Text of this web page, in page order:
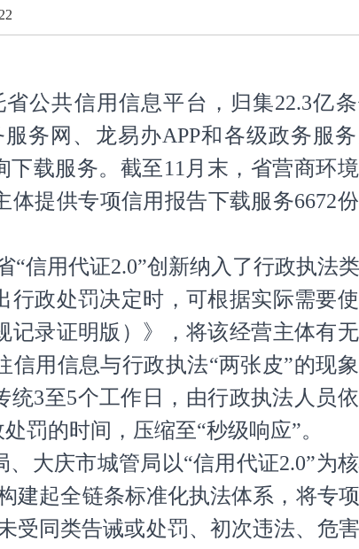
公共信用信息平台，归集22.3亿
务网、龙易办APP和各级政务服
载服务。截至11月末，省营商环
提供专项信用报告下载服务6672
信用代证2.0”创新纳入了行政执法
政处罚决定时，可根据实际需要
录证明版）》，将该经营主体有
用信息与行政执法“两张皮”的现
3至5个工作日，由行政执法人员
罚的时间，压缩至“秒级响应”。
大庆市城管局以“信用代证2.0”为
建起全链条标准化执法体系，将专
受同类告诫或处罚、初次违法、危